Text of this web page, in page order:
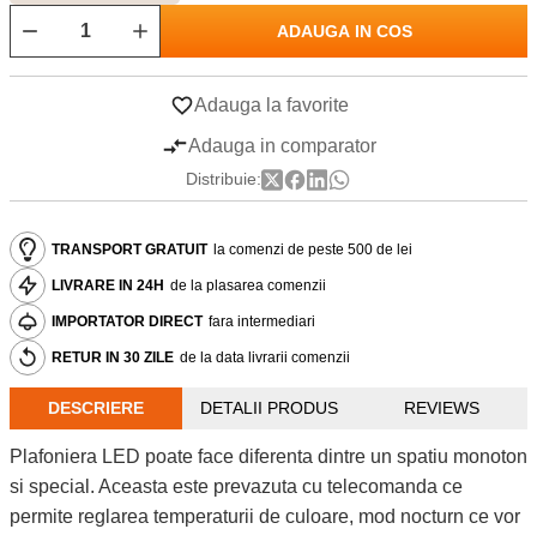
ADAUGA IN COS
Adauga la favorite
Adauga in comparator
Distribuie:
TRANSPORT GRATUIT la comenzi de peste 500 de lei
LIVRARE IN 24H de la plasarea comenzii
IMPORTATOR DIRECT fara intermediari
RETUR IN 30 ZILE de la data livrarii comenzii
DESCRIERE DETALII PRODUS REVIEWS
Plafoniera LED poate face diferenta dintre un spatiu monoton
si special. Aceasta este prevazuta cu telecomanda ce
permite reglarea temperaturii de culoare, mod nocturn ce vor